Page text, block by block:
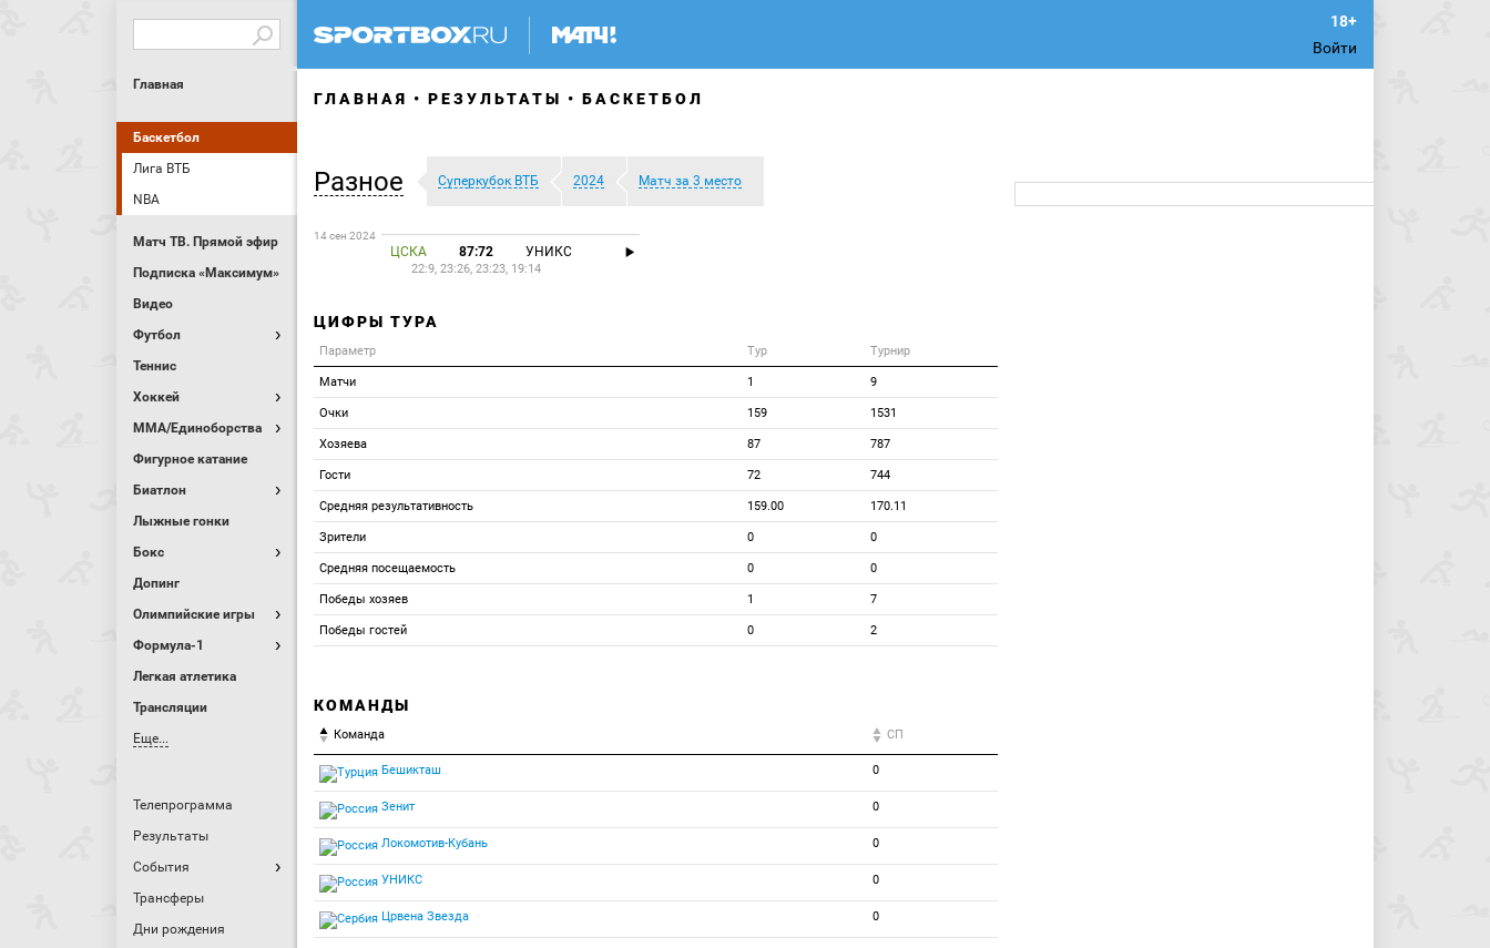
Войти
Главная
Баскетбол
Лига ВТБ
NBA
Матч ТВ. Прямой эфир
Подписка «Максимум»
Видео
Футбол
Теннис
Хоккей
MMA/Единоборства
Фигурное катание
Биатлон
Лыжные гонки
Бокс
Допинг
Олимпийские игры
Формула-1
Легкая атлетика
Трансляции
Еще...
Телепрограмма
Результаты
События
Трансферы
Дни рождения
ГЛАВНАЯ РЕЗУЛЬТАТЫ БАСКЕТБОЛ
Разное Суперкубок ВТБ 2024 Матч за 3 место
14 сен 2024
ЦСКА 87:72 УНИКС
22:9, 23:26, 23:23, 19:14
ЦИФРЫ ТУРА
Параметр Тур Турнир
Матчи 1 9
Очки 159 1531
Хозяева 87 787
Гости 72 744
Средняя результативность 159.00 170.11
Зрители 0 0
Средняя посещаемость 0 0
Победы хозяев 1 7
Победы гостей 0 2
КОМАНДЫ
Команда СП
Бешикташ 0
Зенит 0
Локомотив-Кубань 0
УНИКС 0
Црвена Звезда 0